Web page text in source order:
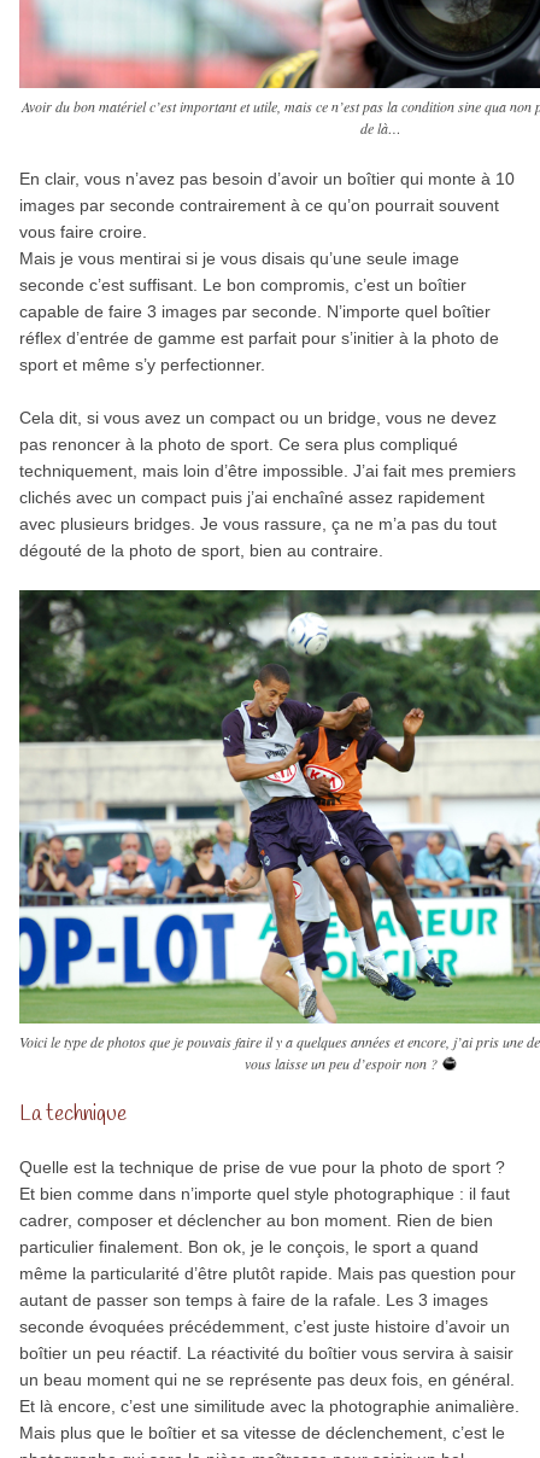
Avoir du bon matériel c’est important et utile, mais ce n’est pas la condition sine qua
de là…
En clair, vous n’avez pas besoin d’avoir un boîtier qui monte à 10
images par seconde contrairement à ce qu’on pourrait souvent
vous faire croire.
Mais je vous mentirai si je vous disais qu’une seule image
seconde c’est suffisant. Le bon compromis, c’est un boîtier
capable de faire 3 images par seconde. N’importe quel boîtier
réflex d’entrée de gamme est parfait pour s’initier à la photo de
sport et même s’y perfectionner.
Cela dit, si vous avez un compact ou un bridge, vous ne devez
pas renoncer à la photo de sport. Ce sera plus compliqué
techniquement, mais loin d’être impossible. J’ai fait mes premiers
clichés avec un compact puis j’ai enchaîné assez rapidement
avec plusieurs bridges. Je vous rassure, ça ne m’a pas du tout
dégouté de la photo de sport, bien au contraire.
Voici le type de photos que je pouvais faire il y a quelques années et encore, j’ai pris une
vous laisse un peu d’espoir non ?
La technique
Quelle est la technique de prise de vue pour la photo de sport ?
Et bien comme dans n’importe quel style photographique : il faut
cadrer, composer et déclencher au bon moment. Rien de bien
particulier finalement. Bon ok, je le conçois, le sport a quand
même la particularité d’être plutôt rapide. Mais pas question pour
autant de passer son temps à faire de la rafale. Les 3 images
seconde évoquées précédemment, c’est juste histoire d’avoir un
boîtier un peu réactif. La réactivité du boîtier vous servira à saisir
un beau moment qui ne se représente pas deux fois, en général.
Et là encore, c’est une similitude avec la photographie animalière.
Mais plus que le boîtier et sa vitesse de déclenchement, c’est le